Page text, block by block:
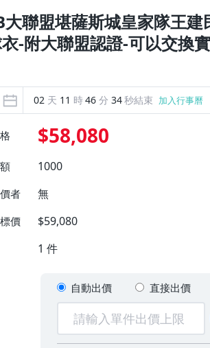
聯盟堪薩斯城皇家隊王
-附大聯盟認證-可以交換
02 天 11 時46 分 32秒結束 加入行事曆
$58,080
1000
者 無
價 $59,080
1 件
自動出價 直接出價